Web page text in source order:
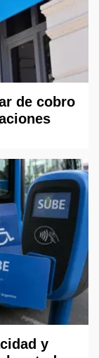
de cobro
y